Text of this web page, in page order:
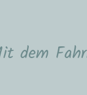
dem